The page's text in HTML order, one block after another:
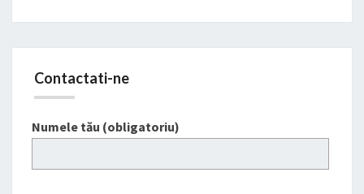
Contactati-ne
Numele tău (obligatoriu)